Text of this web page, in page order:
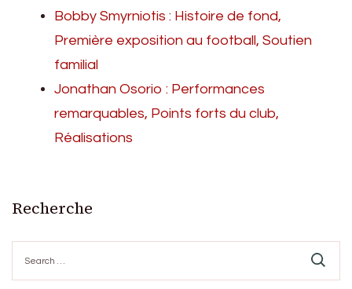
Bobby Smyrniotis : Histoire de fond,
Première exposition au football, Soutien
familial
Jonathan Osorio : Performances
remarquables, Points forts du club,
Réalisations
Recherche
for: